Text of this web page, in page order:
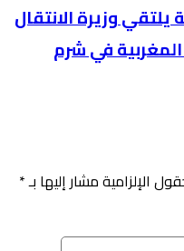
يلتقي وزيرة الانتقال
في شرم
الإلزامية مشار إليها بـ*